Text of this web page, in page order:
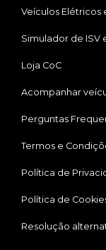
Veículos Elétricos
Simulador de ISV
Loja CoC
Acompanhar
Perguntas
Termos e
Política de
Política de
Resolução